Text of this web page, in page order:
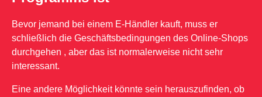
Bevor jemand bei einem E-Händler kauft, muss er
schließlich die Geschäftsbedingungen des Online-Shops
durchgehen , aber das ist normalerweise nicht sehr
interessant.
Eine andere Möglichkeit könnte sein herauszufinden, ob